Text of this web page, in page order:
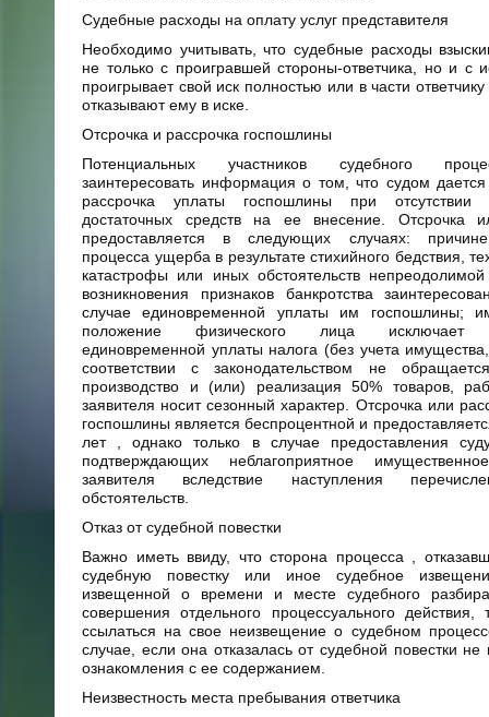
Судебные расходы на оплату услуг представителя
Необходимо учитывать, что судебные расходы
не только с проигравшей стороны-ответчика, но и с
проигрывает свой иск полностью или в части
отказывают ему в иске.
Отсрочка и рассрочка госпошлины
Потенциальных участников судебного
заинтересовать информация о том, что судом дается
рассрочка уплаты госпошлины при отсутствии
достаточных средств на ее внесение. Отсрочка
предоставляется в следующих случаях:
процесса ущерба в результате стихийного бедствия,
катастрофы или иных обстоятельств
возникновения признаков банкротства
случае единовременной уплаты им госпошлины;
положение физического лица исключает
единовременной уплаты налога (без учета
соответствии с законодательством не
производство и (или) реализация 50% товаров,
заявителя носит сезонный характер. Отсрочка или
госпошлины является беспроцентной и
лет , однако только в случае предоставления
подтверждающих неблагоприятное
заявителя вследствие наступления
обстоятельств.
Отказ от судебной повестки
Важно иметь ввиду, что сторона процесса ,
судебную повестку или иное судебное
извещенной о времени и месте судебного
совершения отдельного процессуального
ссылаться на свое неизвещение о судебном
случае, если она отказалась от судебной повестки не
ознакомления с ее содержанием.
Неизвестность места пребывания ответчика